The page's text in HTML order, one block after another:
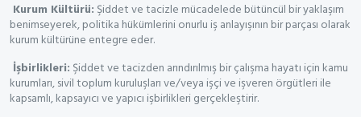
Kurum Kültürü: Şiddet ve tacizle mücadelede bütüncül bir yaklaşım
benimseyerek, politika hükümlerini onurlu iş anlayışının bir parçası olarak
kurum kültürüne entegre eder.
İşbirlikleri: Şiddet ve tacizden arındırılmış bir çalışma hayatı için kamu
kurumları, sivil toplum kuruluşları ve/veya işçi ve işveren örgütleri ile
kapsamlı, kapsayıcı ve yapıcı işbirlikleri gerçekleştirir.